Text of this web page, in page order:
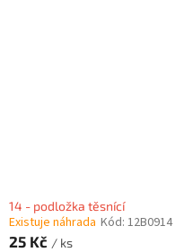
14 - podložka těsnící
Existuje náhrada Kód: 12B0914
25 Kč / ks